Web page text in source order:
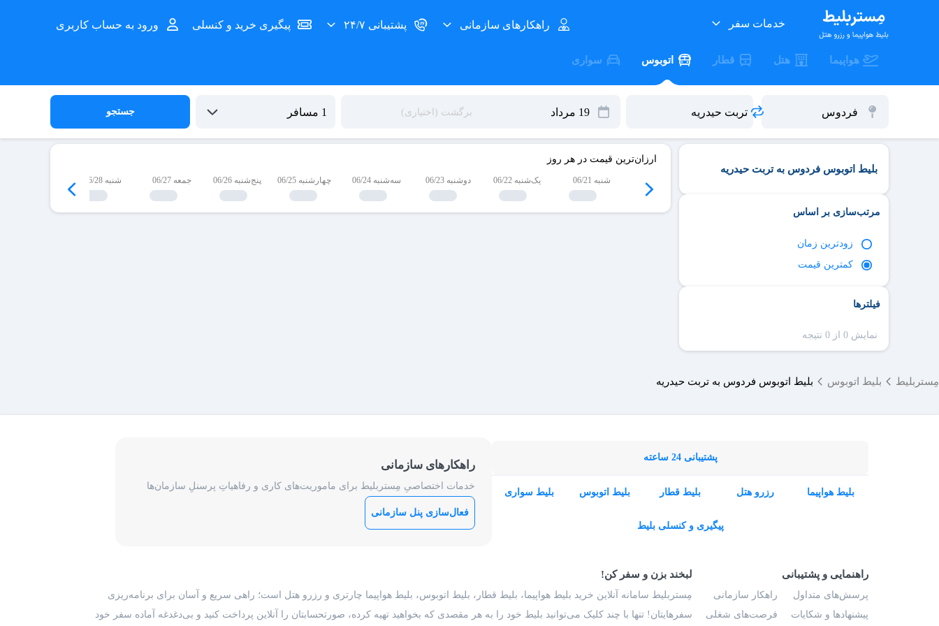
خدمات سفر راهکارهای سازمانی پشتیبانی ۲۴/۷ پیگیری خرید و کنسلی ورود به حساب کاربری
هواپیما هتل قطار اتوبوس سواری
جستجو
بلیط اتوبوس فردوس به تربت حیدریه
مرتب‌سازی بر اساس
زود‌ترین زمان
کمترین قیمت
فیلترها
نمایش 0 از 0 نتیجه
ارزان‌ترین قیمت در هر روز
شنبه 06/21 یک‌شنبه 06/22 دوشنبه 06/23 سه‌شنبه 06/24 چهارشنبه 06/25 پنج‌شنبه 06/26 جمعه 06/27 شنبه 06/28
مِستربلیط بلیط اتوبوس بلیط اتوبوس فردوس به تربت حیدریه
پشتیبانی 24 ساعته
بلیط هواپیما رزرو هتل بلیط قطار بلیط اتوبوس بلیط سواری
پیگیری و کنسلی بلیط
راهکارهای سازمانی
خدمات اختصاصیِ مِستربلیط برای ماموریت‌های کاری و رفاهیاتِ پرسنلِ سازمان‌ها
فعال‌سازی پنل سازمانی
راهنمایی و پشتیبانی
پرسش‌های متداول
پیشنهادها و شکایات
راهکار سازمانی
فرصت‌های شغلی
لبخند بزن و سفر کن!
مِستربلیط سامانه آنلاین خرید بلیط هواپیما، بلیط قطار، بلیط اتوبوس، بلیط هواپیما چارتری و رزرو هتل است؛ راهی سریع و آسان برای برنامه‌ریزی
سفرهایتان! تنها با چند کلیک می‌توانید بلیط خود را به هر مقصدی که بخواهید تهیه کرده، صورتحسابتان را آنلاین پرداخت کنید و بی‌دغدغه آماده سفر خود